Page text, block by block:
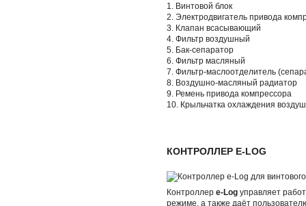
1. Винтовой блок
2. Электродвигатель привода
3. Клапан всасывающий
4. Фильтр воздушный
5. Бак-сепаратор
6. Фильтр масляный
7. Фильтр-маслоотделитель
8. Воздушно-масляный радиатор
9. Ремень привода компрессора
10. Крыльчатка охлаждения
КОНТРОЛЛЕР E-LOG
Контроллер e-Log управляет
режиме, а также даёт